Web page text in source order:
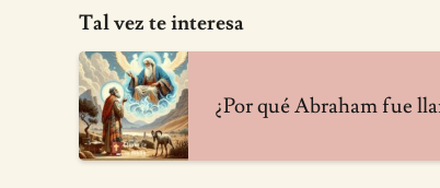
Tal vez te interesa
¿Por qué Abraham fue